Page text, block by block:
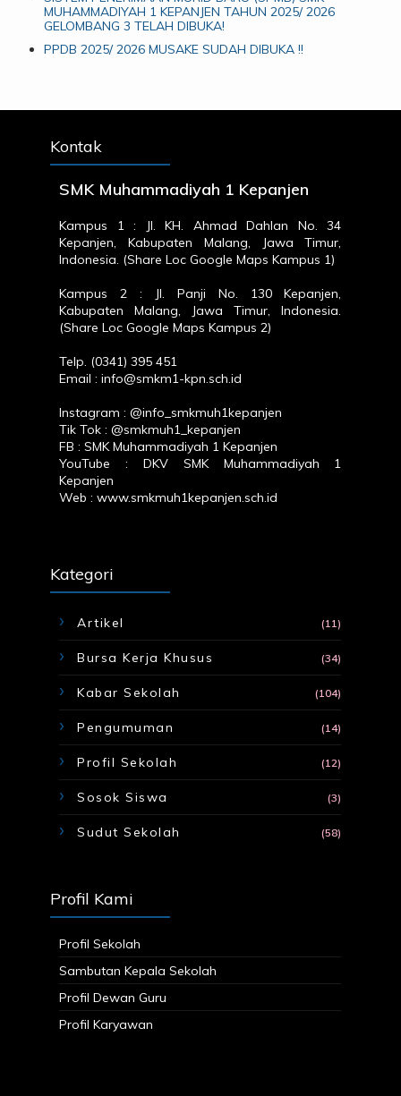
MUHAMMADIYAH 1 KEPANJEN TAHUN 2025/ 2026
GELOMBANG 3 TELAH DIBUKA!
PPDB 2025/ 2026 MUSAKE SUDAH DIBUKA !!
Kontak
SMK Muhammadiyah 1 Kepanjen
Kampus 1 : Jl. KH. Ahmad Dahlan No. 34
Kepanjen, Kabupaten Malang, Jawa Timur,
Indonesia. (Share Loc Google Maps Kampus 1)
Kampus 2 : Jl. Panji No. 130 Kepanjen,
Kabupaten Malang, Jawa Timur, Indonesia.
(Share Loc Google Maps Kampus 2)
Telp. (0341) 395 451
Email : info@smkm1-kpn.sch.id
Instagram :@info_smkmuh1kepanjen
Tik Tok :@smkmuh1_kepanjen
FB :SMK Muhammadiyah 1 Kepanjen
YouTube :DKV SMK Muhammadiyah 1
Kepanjen
Web :www.smkmuh1kepanjen.sch.id
Kategori
Artikel (11)
Bursa Kerja Khusus (34)
Kabar Sekolah (104)
Pengumuman (14)
Profil Sekolah (12)
Sosok Siswa (3)
Sudut Sekolah (58)
Profil Kami
Profil Sekolah
Sambutan Kepala Sekolah
Profil Dewan Guru
Profil Karyawan